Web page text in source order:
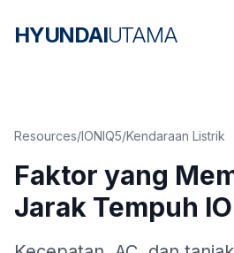
HYUNDAIUTAMA
Resources/IONIQ5/Kendaraan Listrik
Faktor yang
Jarak Tempuh